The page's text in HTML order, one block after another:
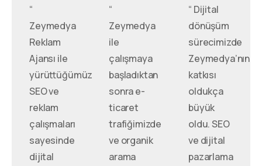
“
Zeymedya
Reklam
Ajansı ile
yürüttüğümüz
SEO ve
reklam
çalışmaları
sayesinde
dijital
“
Zeymedya
ile
çalışmaya
başladıktan
sonra e-
ticaret
trafiğimizde
ve organik
arama
“ Dijital
dönüşüm
sürecimizde
Zeymedya’nın
katkısı
oldukça
büyük
oldu. SEO
ve dijital
pazarlama